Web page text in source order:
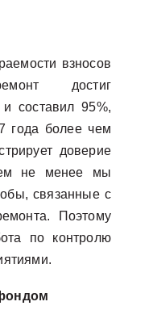
взносов
достиг
и составил 95%,
года более чем
доверие
не менее мы
связанные с
Поэтому
по контролю